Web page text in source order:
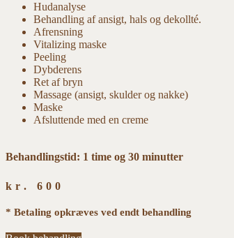
Hudanalyse
Behandling af ansigt, hals og dekollté.
Afrensning
Vitalizing maske
Peeling
Dybderens
Ret af bryn
Massage (ansigt, skulder og nakke)
Maske
Afsluttende med en creme
Behandlingstid: 1 time og 30 minutter
kr. 600
* Betaling opkræves ved endt behandling